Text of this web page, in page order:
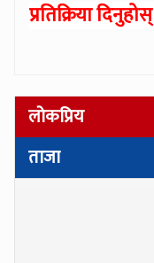
प्रतिक्रिया दिनुहोस्
लोकप्रिय
ताजा